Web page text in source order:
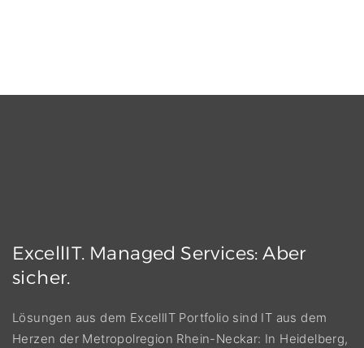
ExcellIT. Managed Services: Aber
sicher.
Lösungen aus dem ExcellIT Portfolio sind IT aus dem
Herzen der Metropolregion Rhein-Neckar: In Heidelberg,